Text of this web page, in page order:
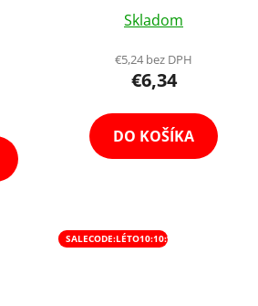
hodnotenie
produktu
je
z
Skladom
€5,24 bez DPH
€6,34
DO KOŠÍKA
SALECODE:LÉTO10:10:%